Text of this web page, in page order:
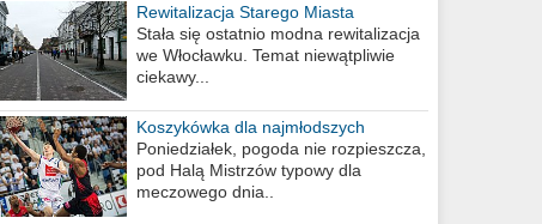
Rewitalizacja Starego Miasta
Stała się ostatnio modna rewitalizacja
we Włocławku. Temat niewątpliwie
ciekawy...
Koszykówka dla najmłodszych
Poniedziałek, pogoda nie rozpieszcza,
pod Halą Mistrzów typowy dla
meczowego dnia..